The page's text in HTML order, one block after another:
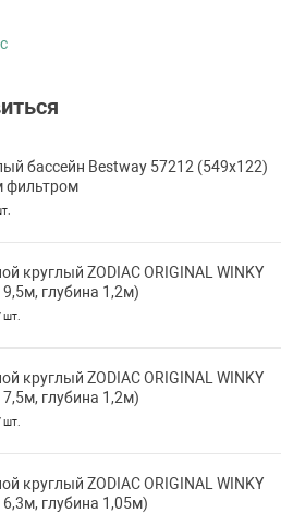
бассейн Bestway 57212 (549х122)
фильтром
круглый ZODIAC ORIGINAL WINKY
глубина 1,2м)
шт.
круглый ZODIAC ORIGINAL WINKY
глубина 1,2м)
шт.
круглый ZODIAC ORIGINAL WINKY
глубина 1,05м)